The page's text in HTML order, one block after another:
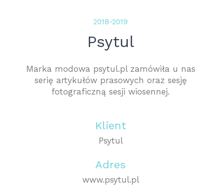
2018-2019
Psytul
Marka modowa psytul.pl zamówiła u nas
serię artykułów prasowych oraz sesję
fotograficzną sesji wiosennej.
Klient
Psytul
Adres
www.psytul.pl